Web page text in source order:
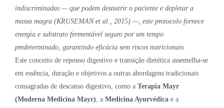
indiscriminadas — que podem desnutrir o paciente e depletar a
massa magra (KRUSEMAN et al. , 2015) —, este protocolo fornece
energia e substrato fermentável seguro por um tempo
predeterminado, garantindo eficácia sem riscos nutricionais.
Este conceito de repouso digestivo e transição dietética assemelha-se
em essência, duração e objetivos a outras abordagens tradicionais
consagradas de descanso digestivo, como a Terapia Mayr
(Moderna Medicina Mayr), a Medicina Ayurvédica e a